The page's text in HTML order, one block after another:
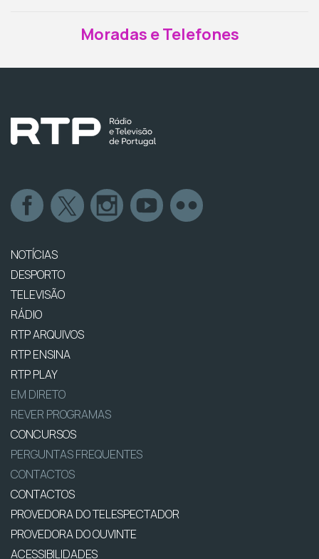
Moradas e Telefones
NOTÍCIAS
DESPORTO
TELEVISÃO
RÁDIO
RTP ARQUIVOS
RTP ENSINA
RTP PLAY
EM DIRETO
REVER PROGRAMAS
CONCURSOS
PERGUNTAS FREQUENTES
CONTACTOS
CONTACTOS
PROVEDORA DO TELESPECTADOR
PROVEDORA DO OUVINTE
ACESSIBILIDADES